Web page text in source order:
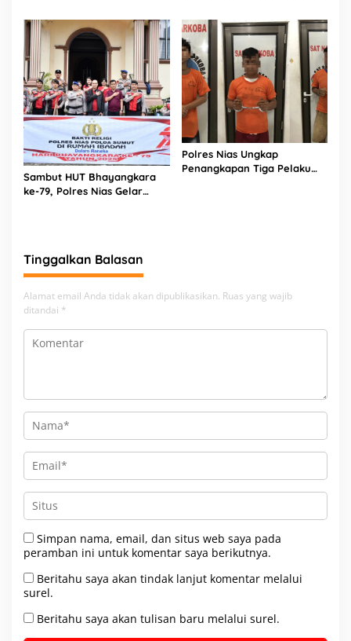
Sambut HUT Bhayangkara
ke-79, Polres Nias Gelar
Polres Nias Ungkap
Penangkapan Tiga Pelaku
Tinggalkan Balasan
Alamat email Anda tidak akan dipublikasikan. Ruas yang wajib
ditandai *
Simpan nama, email, dan situs web saya pada
peramban ini untuk komentar saya berikutnya.
Beritahu saya akan tindak lanjut komentar melalui
surel.
Beritahu saya akan tulisan baru melalui surel.